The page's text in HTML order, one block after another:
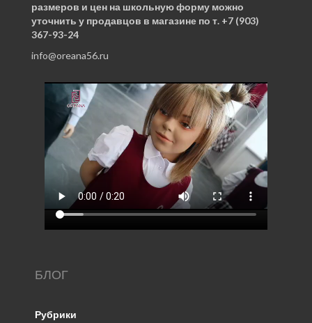
размеров и цен на школьную форму можно
уточнить у продавцов в магазине по т. +7 (903)
367-93-24
info@oreana56.ru
БЛОГ
Рубрики